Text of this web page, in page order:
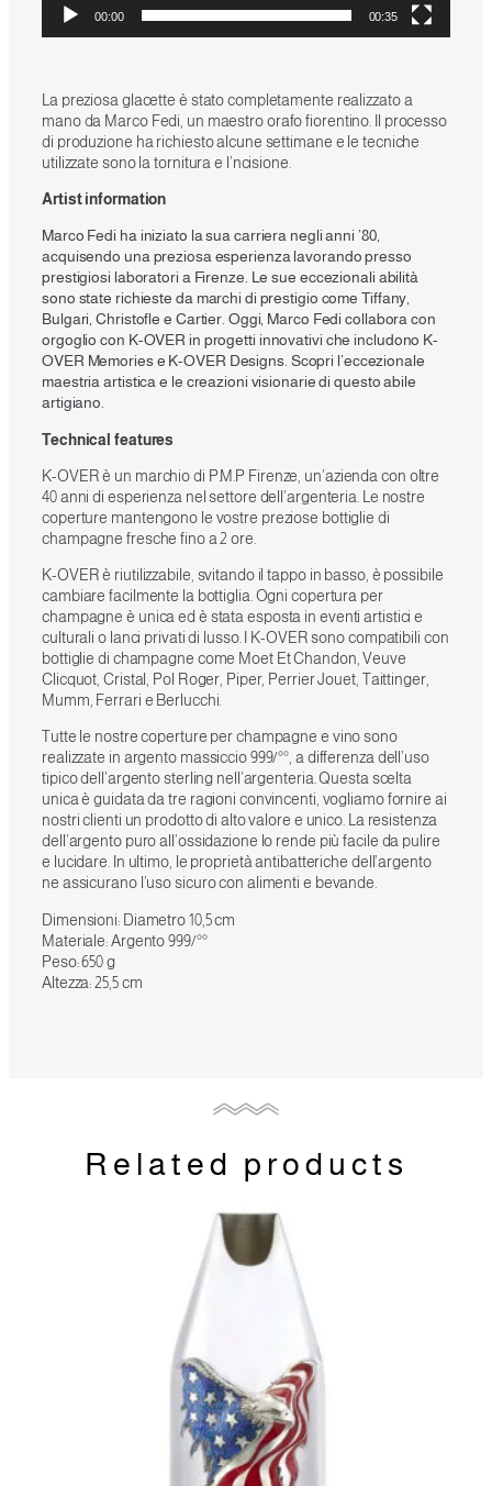
00:00 00:35
La preziosa glacette è stato completamente realizzato a
mano da Marco Fedi, un maestro orafo fiorentino. Il processo
di produzione ha richiesto alcune settimane e le tecniche
utilizzate sono la tornitura e l’ncisione.
Artist information
Marco Fedi ha iniziato la sua carriera negli anni ’80,
acquisendo una preziosa esperienza lavorando presso
prestigiosi laboratori a Firenze. Le sue eccezionali abilità
sono state richieste da marchi di prestigio come Tiffany,
Bulgari, Christofle e Cartier. Oggi, Marco Fedi collabora con
orgoglio con K-OVER in progetti innovativi che includono K-
OVER Memories e K-OVER Designs. Scopri l’eccezionale
maestria artistica e le creazioni visionarie di questo abile
artigiano.
Technical features
K-OVER è un marchio di P.M.P Firenze, un’azienda con oltre
40 anni di esperienza nel settore dell’argenteria. Le nostre
coperture mantengono le vostre preziose bottiglie di
champagne fresche fino a 2 ore.
K-OVER è riutilizzabile, svitando il tappo in basso, è possibile
cambiare facilmente la bottiglia. Ogni copertura per
champagne è unica ed è stata esposta in eventi artistici e
culturali o lanci privati di lusso. I K-OVER sono compatibili con
bottiglie di champagne come Moet Et Chandon, Veuve
Clicquot, Cristal, Pol Roger, Piper, Perrier Jouet, Taittinger,
Mumm, Ferrari e Berlucchi.
Tutte le nostre coperture per champagne e vino sono
realizzate in argento massiccio 999/°°, a differenza dell’uso
tipico dell’argento sterling nell’argenteria. Questa scelta
unica è guidata da tre ragioni convincenti, vogliamo fornire ai
nostri clienti un prodotto di alto valore e unico. La resistenza
dell’argento puro all’ossidazione lo rende più facile da pulire
e lucidare. In ultimo, le proprietà antibatteriche dell’argento
ne assicurano l’uso sicuro con alimenti e bevande.
Dimensioni: Diametro 10,5 cm
Materiale: Argento 999/°°
Peso: 650 g
Altezza: 25,5 cm
Related products